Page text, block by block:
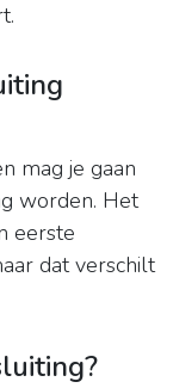
mag je gaan
worden. Het
eerste
dat verschilt